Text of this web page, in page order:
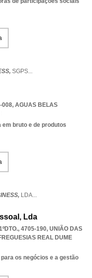
SGPS...
008, AGUAS BELAS
bruto e de produtos
LDA...
Lda
4705-190, UNIÃO DAS
REAL DUME
os negócios e a gestão